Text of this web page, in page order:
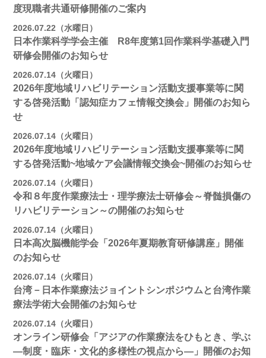
度現職者共通研修開催のご案内
2026.07.22（水曜日）
日本作業科学学会主催 R8年度第1回作業科学基礎入門
研修会開催のお知らせ
2026.07.14（火曜日）
2026年度地域リハビリテーション活動支援事業等に関
する啓発活動「認知症カフェ情報交換会」開催のお知ら
せ
2026.07.14（火曜日）
2026年度地域リハビリテーション活動支援事業等に関
する啓発活動~地域ケア会議情報交換会~開催のお知らせ
2026.07.14（火曜日）
令和８年度作業療法士・理学療法士研修会～脊髄損傷の
リハビリテーション～の開催のお知らせ
2026.07.14（火曜日）
日本高次脳機能学会「2026年夏期教育研修講座」開催
のお知らせ
2026.07.14（火曜日）
台湾－日本作業療法ジョイントシンポジウムと台湾作業
療法学術大会開催のお知らせ
2026.07.14（火曜日）
オンライン研修会「アジアの作業療法をひもとき、学ぶ
―制度・臨床・文化的多様性の視点から―」開催のお知